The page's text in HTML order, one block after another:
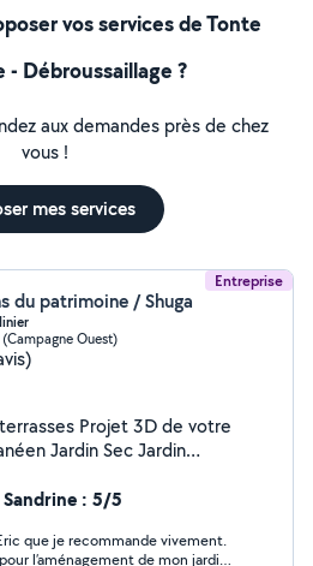
vos services de Tonte
- Débroussaillage ?
aux demandes près de chez
vous !
mes services
Entreprise
du patrimoine / Shuga
Ouest)
Projet 3D de votre
Jardin Sec Jardin
Grès Seram Gazon : en
/
Maçonnerie paysagère :
: 5/5
que je recommande vivement.
l’aménagement de mon jardin :